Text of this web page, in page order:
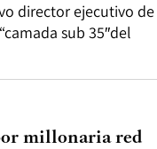
director ejecutivo de
sub 35″del
millonaria red